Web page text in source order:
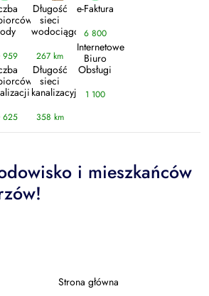
959
625
Długość
sieci
wodociągowej
267 km
Długość
sieci
kanalizacyjnej
358 km
e-Faktura
6 800
Internetowe
Biuro
Obsługi
1 100
i mieszkańców
Strona główna